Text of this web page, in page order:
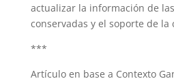
actualizar la información de
conservadas y el soporte de
***
Artículo en base a Contexto